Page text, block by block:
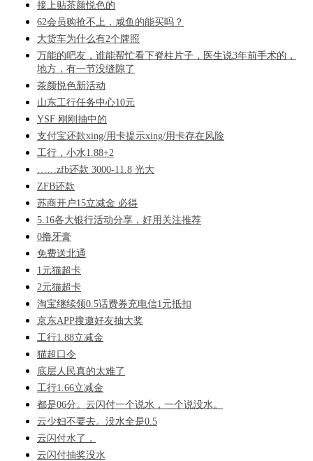
接上贴茶颜悦色的
62会员购抢不上，咸鱼的能买吗？
大货车为什么有2个牌照
万能的吧友，谁能帮忙看下脊柱片子，医生说3年前手术的，
地方，有一节没缝隙了
茶颜悦色新活动
山东工行任务中心10元
YSF 刚刚抽中的
支付宝还款xing/用卡提示xing/用卡存在风险
工行，小水1.88+2
……zfb还款 3000-11.8 光大
ZFB还款
苏商开户15立减金 必得
5.16各大银行活动分享，好用关注推荐
0撸牙膏
免费送北通
1元猫超卡
2元猫超卡
淘宝继续领0.5话费券充电信1元抵扣
京东APP搜邀好友抽大奖
工行1.88立减金
猫超口令
底层人民真的太难了
工行1.66立减金
都是06分。云闪付一个说水，一个说没水。
云少妇不要去。没水全是0.5
云闪付水了，
云闪付抽奖没水